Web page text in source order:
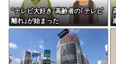
"テレビ大好き"高齢者の｢テレビ
離れ｣が始まった